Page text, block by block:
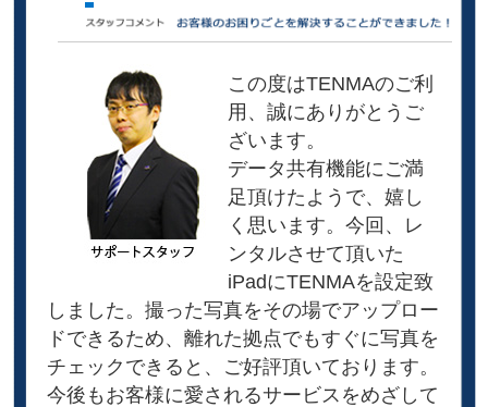
この度はTENMAのご利
用、誠にありがとうご
ざいます。
データ共有機能にご満
足頂けたようで、嬉し
く思います。今回、レ
ンタルさせて頂いた
iPadにTENMAを設定致
しました。撮った写真をその場でアップロー
ドできるため、離れた拠点でもすぐに写真を
チェックできると、ご好評頂いております。
今後もお客様に愛されるサービスをめざして